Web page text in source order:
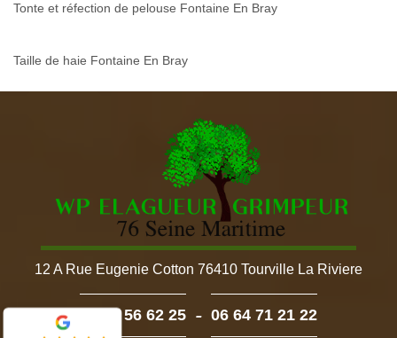
Tonte et réfection de pelouse Fontaine En Bray
Taille de haie Fontaine En Bray
12 A Rue Eugenie Cotton 76410 Tourville La Riviere
02 52 56 62 25 - 06 64 71 21 22